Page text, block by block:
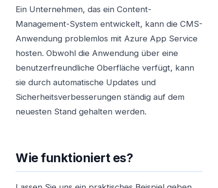
Ein Unternehmen, das ein Content-
Management-System entwickelt, kann die CMS-
Anwendung problemlos mit Azure App Service
hosten. Obwohl die Anwendung über eine
benutzerfreundliche Oberfläche verfügt, kann
sie durch automatische Updates und
Sicherheitsverbesserungen ständig auf dem
neuesten Stand gehalten werden.
Wie funktioniert es?